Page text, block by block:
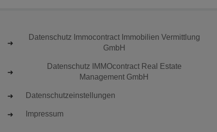
Datenschutz Immocontract Immobilien Vermittlung
GmbH
Datenschutz IMMOcontract Real Estate
Management GmbH
Datenschutzeinstellungen
Impressum